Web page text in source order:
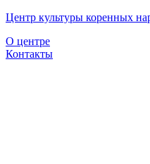
Центр культуры коренных
О центре
Контакты